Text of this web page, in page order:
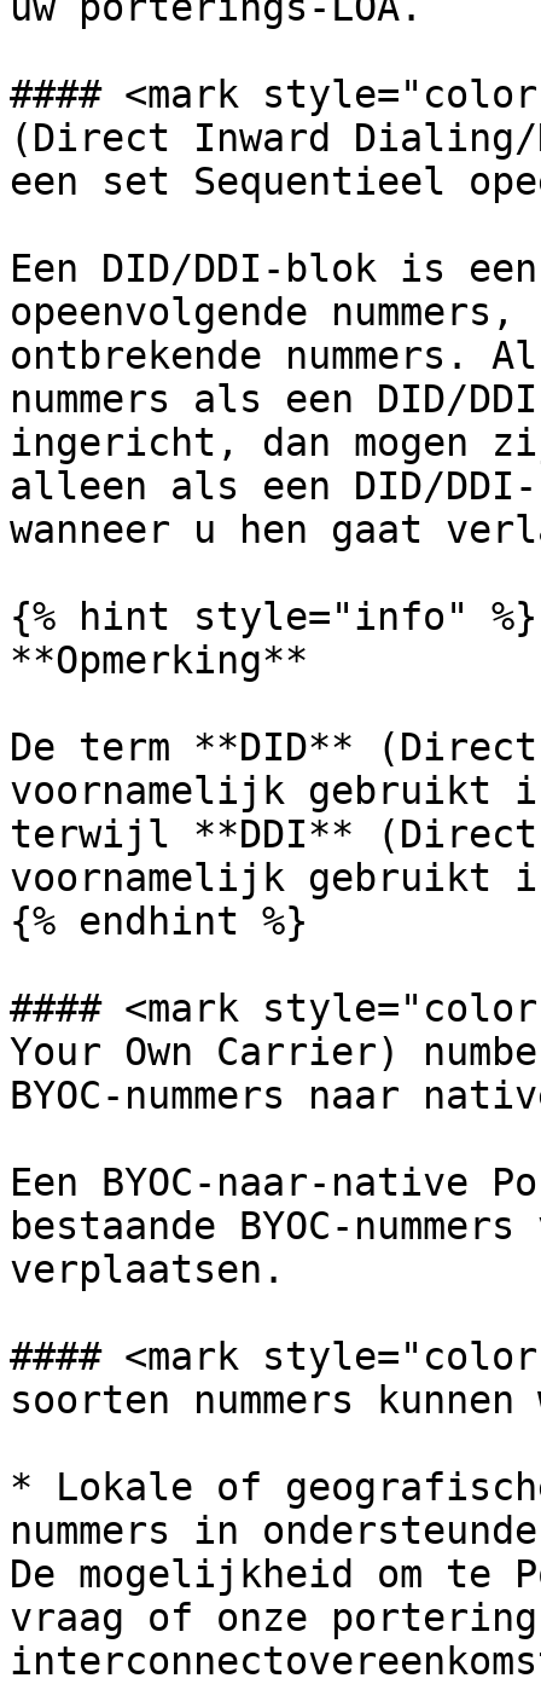
#### <mark
(Direct Inward
een set Sequentieel
Een DID/DDI-blok is
opeenvolgende
ontbrekende nummers.
nummers als een DID/
ingericht, dan mogen
alleen als een DID/
wanneer u hen gaat
{% hint style="info" %}
**Opmerking**
De term **DID**
voornamelijk gebruikt
terwijl **DDI** (Direct
voornamelijk gebruikt
{% endhint %}
#### <mark
Your Own Carrier)
BYOC-nummers naar
Een BYOC-naar-
bestaande BYOC-
verplaatsen.
#### <mark
soorten nummers
* Lokale of
nummers in
De mogelijkheid om te
vraag of onze